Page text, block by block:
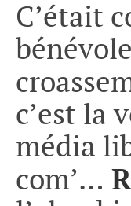
C’était
c’est la
média
com’…